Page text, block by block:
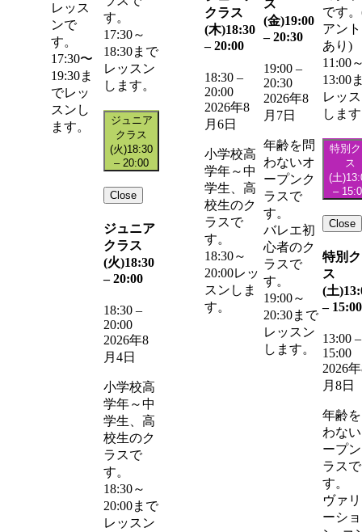
レッス
ンで
す。
17:30〜
19:30ま
でレッ
スンし
ます。
す。
17:30～
18:30まで
レッスン
します。
ジュニア
クラス
(火)18:30
– 20:00
Close
ジュニア
クラス
(火)18:30
– 20:00
18:30 –
20:00
2026年8
月4日
小学校高
学年～中
学生、高
校生のク
ラスで
す。
18:30～
20:00まで
レッスン
クラス
(木)18:30
– 20:00
18:30 –
20:00
2026年8
月6日
小学校高
学年～中
学生、高
校生のク
ラスで
す。
18:30～
20:00レッ
スンしま
す。
ス
(金)19:00
– 20:30
19:00 –
20:30
2026年8
月7日
年齢を問
わないオ
ープンク
ラスで
す。
バレエ初
心者のク
ラスで
す。
19:00～
20:30まで
レッスン
します。
です
アン
あり)
11:00
13:00
レッ
しま
特別
ス
(土)
–
Close
特別
ス
(土)
– 15:00
13:00 –
15:00
2026
月8日
年齢
わな
ープ
ラスで
す。
ヴァ
ーショ